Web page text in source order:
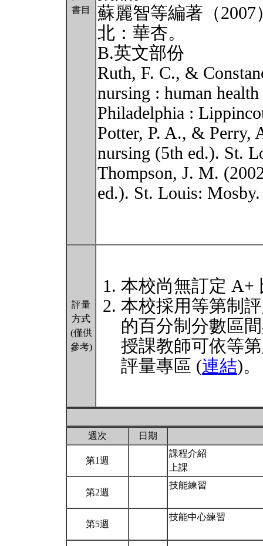
書目
蘇麗智等編著（2007
北：華杏。
B.英文部份
Ruth, F. C., &
nursing : human
Philadelphia :
Potter, P. A., & Perry,
nursing (5th ed.). St.
Thompson, J. M.
ed.). St. Louis: Mosby.
評量
方式
(僅供
參考)
本校尚無訂定 A+
本校採用等第制
的百分制分數區
授課教師可依等
評量專區 (連結)。
週次 日期
第1週
課程介紹
上課
第2週
技能練習
第5週
技能中心練習